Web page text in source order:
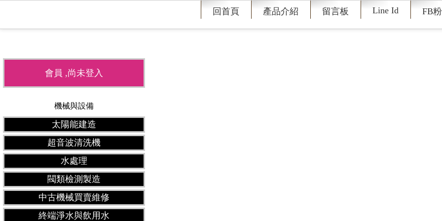
回首頁 產品介紹 留言板 Line Id FB
@charset "utf-8";
會員 ,尚未登入
機械與設備
太陽能建造
超音波清洗機
水處理
閥類檢測製造
中古機械買賣維修
終端淨水與飲用水